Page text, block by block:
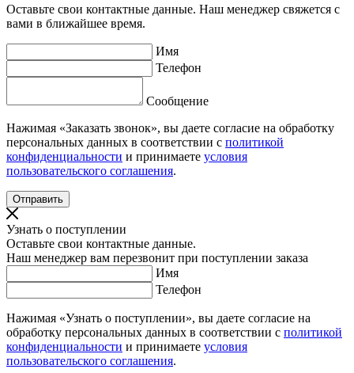
Оставьте свои контактные данные. Наш менеджер свяжется с
вами в ближайшее время.
Имя
Телефон
Сообщение
Нажимая «Заказать звонок», вы даете согласие на обработку
персональных данных в соответствии с политикой
конфиденциальности и принимаете условия
пользовательского соглашения.
Узнать о поступлении
Оставьте свои контактные данные.
Наш менеджер вам перезвонит при поступлении заказа
Имя
Телефон
Нажимая «Узнать о поступлении», вы даете согласие на
обработку персональных данных в соответствии с политикой
конфиденциальности и принимаете условия
пользовательского соглашения.